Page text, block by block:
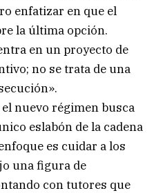
enfatizar en que el
la última opción.
en un proyecto de
no se trata de una
nuevo régimen busca
eslabón de la cadena
es cuidar a los
una figura de
con tutores que